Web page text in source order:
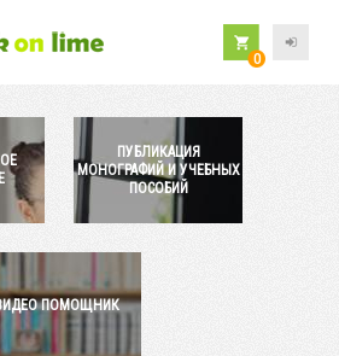
0
ПУБЛИКАЦИЯ
МОНОГРАФИЙ И УЧЕБНЫХ
ПОСОБИЙ
ПОМОЩНИК